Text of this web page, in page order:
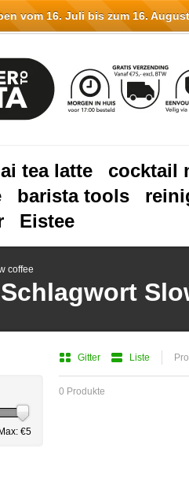
tea latte
cocktail
barista tools
Eistee
coffee
Gitter Liste
0 Produkte
Max: €5
vom 16. Juli bis zum 16.